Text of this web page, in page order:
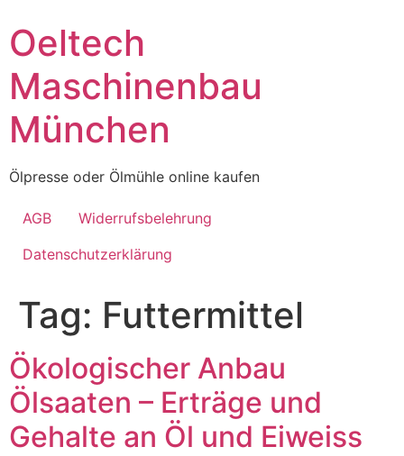
to
content
Oeltech
Maschinenbau
München
Ölpresse oder Ölmühle online kaufen
AGB
Widerrufsbelehrung
Datenschutzerklärung
Tag: Futtermittel
Ökologischer Anbau
Ölsaaten – Erträge und
Gehalte an Öl und Eiweiss